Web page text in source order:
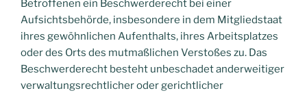
Betroffenen ein Beschwerderecht bei einer
Aufsichtsbehörde, insbesondere in dem Mitgliedstaat
ihres gewöhnlichen Aufenthalts, ihres Arbeitsplatzes
oder des Orts des mutmaßlichen Verstoßes zu. Das
Beschwerderecht besteht unbeschadet anderweitiger
verwaltungsrechtlicher oder gerichtlicher